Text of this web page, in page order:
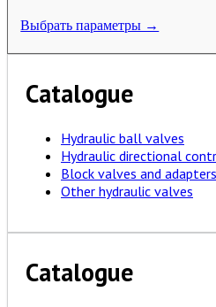
Выбрать параметры →
Catalogue
Hydraulic ball valves
Hydraulic directional
Block valves and
Other hydraulic valves
Catalogue